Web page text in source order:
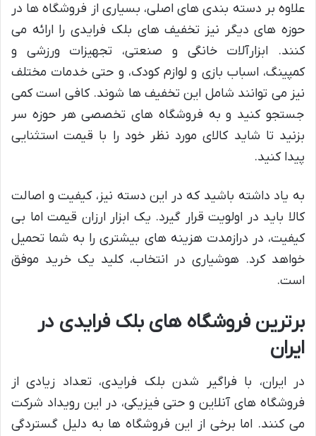
علاوه بر دسته بندی های اصلی، بسیاری از فروشگاه ها در
حوزه های دیگر نیز تخفیف های بلک فرایدی را ارائه می
کنند. ابزارآلات خانگی و صنعتی، تجهیزات ورزشی و
کمپینگ، اسباب بازی و لوازم کودک، و حتی خدمات مختلف
نیز می توانند شامل این تخفیف ها شوند. کافی است کمی
جستجو کنید و به فروشگاه های تخصصی هر حوزه سر
بزنید تا شاید کالای مورد نظر خود را با قیمت استثنایی
پیدا کنید.
به یاد داشته باشید که در این دسته نیز، کیفیت و اصالت
کالا باید در اولویت قرار گیرد. یک ابزار ارزان قیمت اما بی
کیفیت، در درازمدت هزینه های بیشتری را به شما تحمیل
خواهد کرد. هوشیاری در انتخاب، کلید یک خرید موفق
است.
برترین فروشگاه های بلک فرایدی در
ایران
در ایران، با فراگیر شدن بلک فرایدی، تعداد زیادی از
فروشگاه های آنلاین و حتی فیزیکی، در این رویداد شرکت
می کنند. اما برخی از این فروشگاه ها به دلیل گستردگی